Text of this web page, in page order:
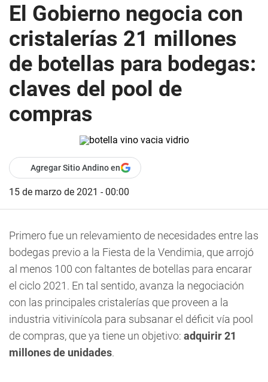
El Gobierno negocia con
cristalerías 21 millones
de botellas para bodegas:
claves del pool de
compras
Agregar Sitio Andino en
15 de marzo de 2021 - 00:00
Primero fue un relevamiento de necesidades entre las
bodegas previo a la Fiesta de la Vendimia, que arrojó
al menos 100 con faltantes de botellas para encarar
el ciclo 2021. En tal sentido, avanza la negociación
con las principales cristalerías que proveen a la
industria vitivinícola para subsanar el déficit vía pool
de compras, que ya tiene un objetivo: adquirir 21
millones de unidades.